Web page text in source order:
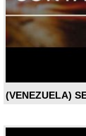
(VENEZUELA)